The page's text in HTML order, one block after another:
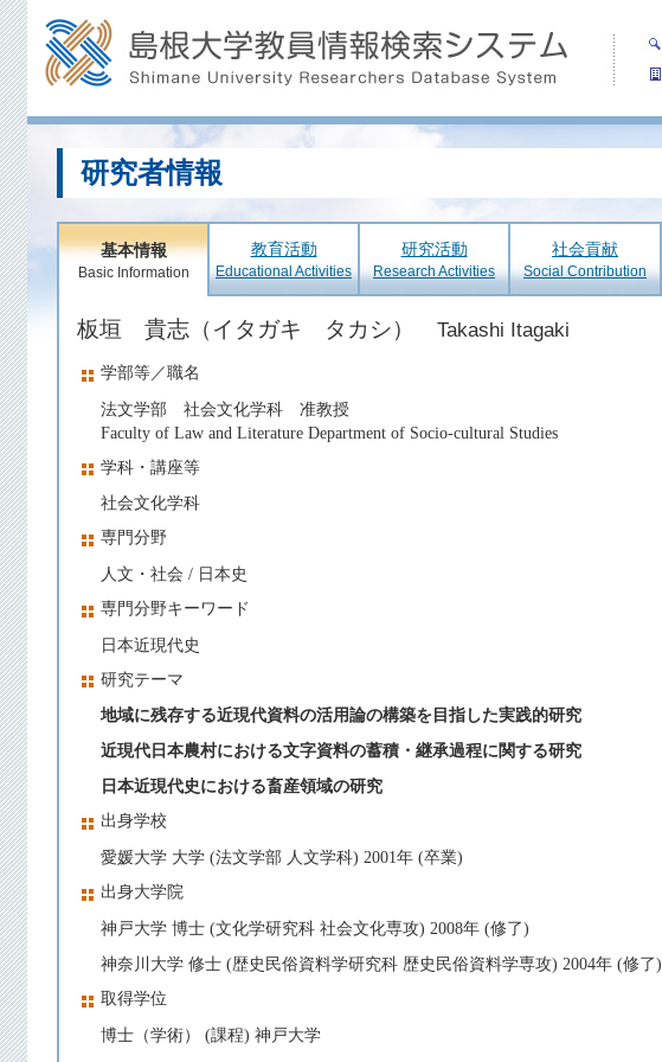
研究者情報
基本情報
Basic Information
教育活動
Educational Activities
研究活動
Research Activities
社会貢献
Social Contribution
板垣 貴志（イタガキ タカシ） Takashi Itagaki
学部等／職名
法文学部 社会文化学科 准教授
Faculty of Law and Literature Department of Socio-cultural Studies
学科・講座等
社会文化学科
専門分野
人文・社会 / 日本史
専門分野キーワード
日本近現代史
研究テーマ
地域に残存する近現代資料の活用論の構築を目指した実践的研究
近現代日本農村における文字資料の蓄積・継承過程に関する研究
日本近現代史における畜産領域の研究
出身学校
愛媛大学 大学 (法文学部 人文学科) 2001年 (卒業)
出身大学院
神戸大学 博士 (文化学研究科 社会文化専攻) 2008年 (修了)
神奈川大学 修士 (歴史民俗資料学研究科 歴史民俗資料学専攻) 2004年 (修了)
取得学位
博士（学術） (課程) 神戸大学